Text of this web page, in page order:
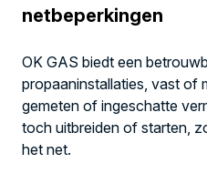
netbeperkingen
OK GAS biedt een
propaaninstallaties, vast of
gemeten of ingeschatte
toch uitbreiden of starten,
het net.